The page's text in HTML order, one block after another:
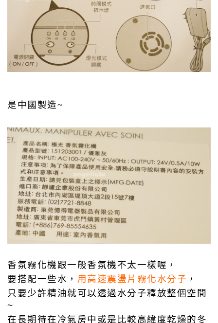
是中國製造~
香氛霧化機跟一般香氛機不太一樣喔，
要搭配一些水， 用高速震盪片霧化水分子 ，
只要少許精油就可以透過水分子釋放整個空間
~
在長期待在冷氣房中或是比較高緯度乾燥的冬